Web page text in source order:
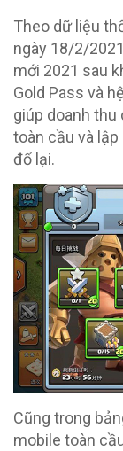
Theo dữ liệu
ngày 18/2/
mới 2021 sau
Gold Pass và
giúp doanh
toàn cầu và
đổ lại.
Cũng trong
mobile toàn